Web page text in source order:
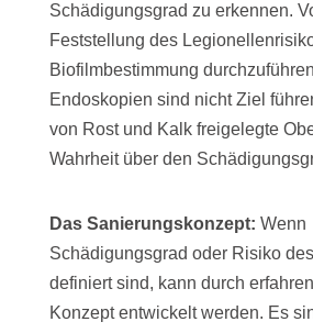
Schädigungsgrad zu erkennen.
Feststellung des
Biofilmbestimmung
Endoskopien sind nicht Ziel
von Rost und Kalk freigelegte
Wahrheit über den
Das Sanierungskonzept: Wenn
Schädigungsgrad oder Risiko
definiert sind, kann durch
Konzept entwickelt werden. Es